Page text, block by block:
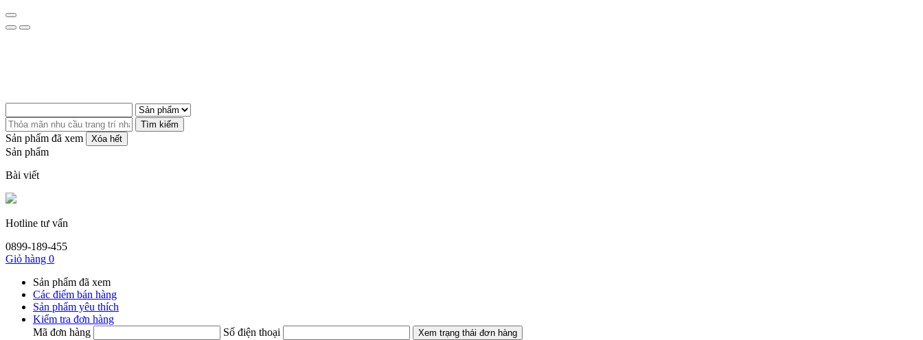
Tìm kiếm
Sản phẩm đã xem Xóa hết
Sản phẩm
Bài viết
Hotline tư vấn
0899-189-455
Giỏ hàng 0
Sản phẩm đã xem
Các điểm bán hàng
Sản phẩm yêu thích
Kiểm tra đơn hàng
Mã đơn hàng
Số điện thoại Xem trạng thái đơn hàng